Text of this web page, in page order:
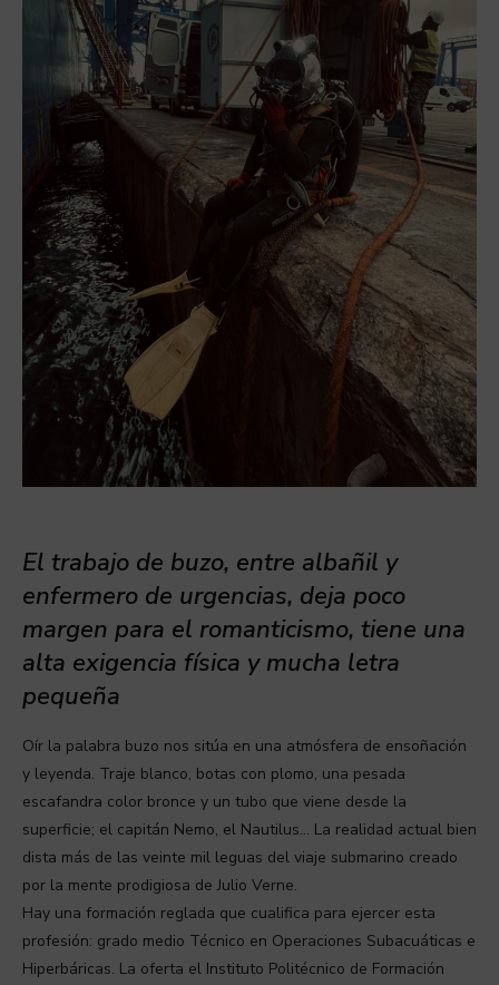
El trabajo de buzo, entre albañil y
enfermero de urgencias, deja poco
margen para el romanticismo, tiene una
alta exigencia física y mucha letra
pequeña
Oír la palabra buzo nos sitúa en una atmósfera de ensoñación
y leyenda. Traje blanco, botas con plomo, una pesada
escafandra color bronce y un tubo que viene desde la
superficie; el capitán Nemo, el Nautilus… La realidad actual bien
dista más de las veinte mil leguas del viaje submarino creado
por la mente prodigiosa de Julio Verne.
Hay una formación reglada que cualifica para ejercer esta
profesión: grado medio Técnico en Operaciones Subacuáticas e
Hiperbáricas. La oferta el Instituto Politécnico de Formación